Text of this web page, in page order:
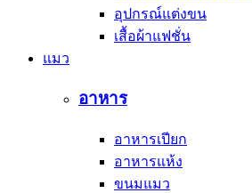
อุปกรณ์แต่งขน
เสื้อผ้าแฟชั่น
แมว
อาหาร
อาหารเปียก
อาหารแห้ง
ขนมแมว